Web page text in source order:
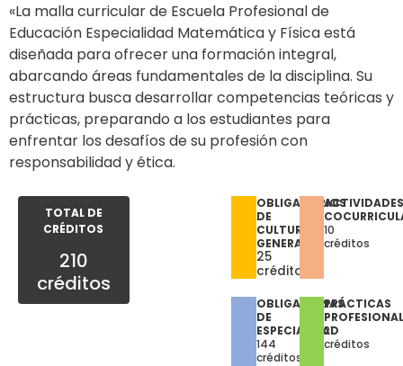
«La malla curricular de Escuela Profesional de
Educación Especialidad Matemática y Física está
diseñada para ofrecer una formación integral,
abarcando áreas fundamentales de la disciplina. Su
estructura busca desarrollar competencias teóricas y
prácticas, preparando a los estudiantes para
enfrentar los desafíos de su profesión con
responsabilidad y ética.
TOTAL DE
CRÉDITOS
210
créditos
OBLIGATORIOS
DE
CULTURA
GENERAL
25
créditos
10
créditos
OBLIGATORIAS
DE
ESPECIALIDAD
144
créditos
PRÁCTICAS
21
créditos